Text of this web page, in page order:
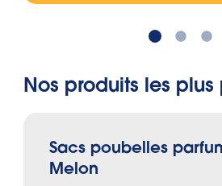
Nos produits les plus
Sacs poubelles
Melon